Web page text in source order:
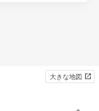
大きな地図